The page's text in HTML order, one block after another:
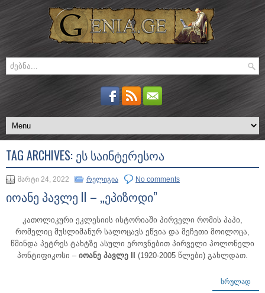
TAG ARCHIVES: ᲔᲡ ᲡᲐᲘᲜᲢᲔᲠᲔᲡᲝᲐ
მარტი 24, 2022 რელიგია No comments
იოანე პავლე II – „ეპიზოდი”
კათოლიკური ეკლესიის ისტორიაში პირველი რომის პაპი,
რომელიც მუსლიმანურ სალოცავს ეწვია და მეჩეთი მოილოცა,
წმინდა პეტრეს ტახტზე ასული ეროვნებით პირველი პოლონელი
პონტიფიკოსი – იოანე პავლე II (1920-2005 წლები) გახლდათ.
ᲡᲠᲣᲚᲐᲓ